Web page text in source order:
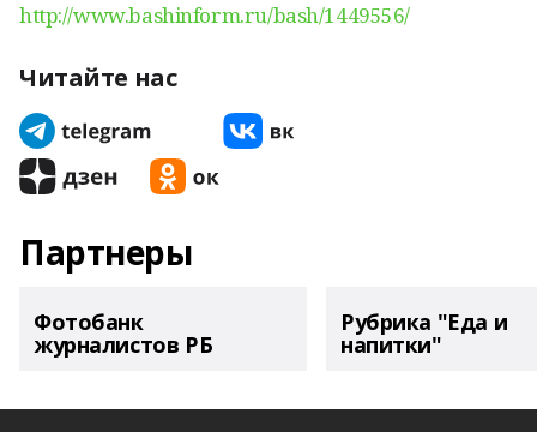
http://www.bashinform.ru/bash/1449556/
Читайте нас
Партнеры
Фотобанк
журналистов РБ
Рубрика "Еда и
напитки"